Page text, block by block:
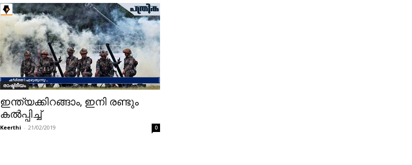
രാഷ്ട്രീയം
ഇന്ത്യക്കിറങ്ങാം, ഇനി രണ്ടും
കല്‍പ്പിച്ച്
Keerthi - 21/02/2019 0